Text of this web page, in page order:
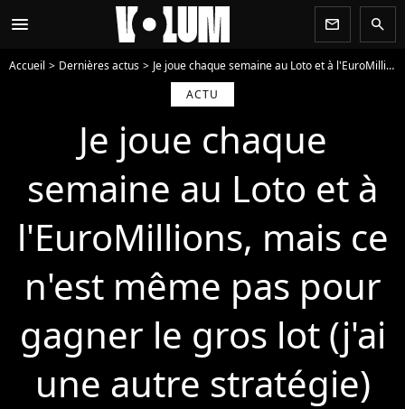
menu newsletter search
Accueil Dernières actus
Je joue chaque semaine au Loto et à l'EuroMillions, mais ce n'est même pas pour gagner le gros lot (j'ai une autre stratégie)
ACTU
Je joue chaque
semaine au Loto et à
l'EuroMillions, mais ce
n'est même pas pour
gagner le gros lot (j'ai
une autre stratégie)